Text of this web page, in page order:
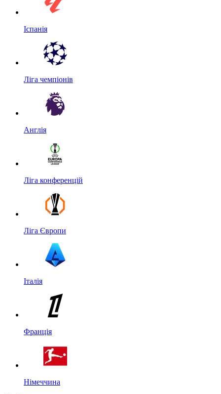
Іспанія
Ліга чемпіонів
Англія
Ліга конференцій
Ліга Європи
Італія
Франція
Німеччина